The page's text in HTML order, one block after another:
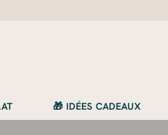
🎁 IDÉES CADEAUX